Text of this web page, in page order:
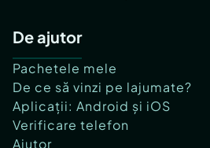
De ajutor
Pachetele mele
De ce să vinzi pe lajumate?
Aplicații: Android și iOS
Verificare telefon
Ajutor